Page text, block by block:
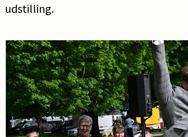
udstilling.